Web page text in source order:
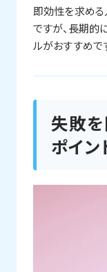
即効性を求める
ですが、長期的
ルがおすすめで
失敗を
ポイン